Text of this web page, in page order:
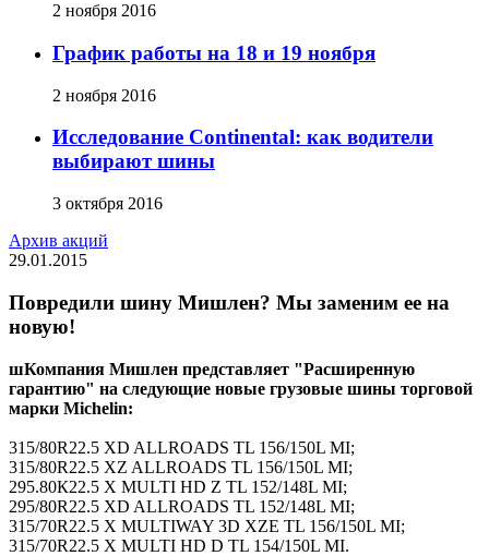
2 ноября 2016
График работы на 18 и 19 ноября
2 ноября 2016
Исследование Continental: как водители
выбирают шины
3 октября 2016
Архив акций
29.01.2015
Повредили шину Мишлен? Мы заменим ее на
новую!
шКомпания Мишлен представляет "Расширенную
гарантию" на следующие новые грузовые шины торговой
марки Michelin:
315/80R22.5 XD ALLROADS TL 156/150L MI;
315/80R22.5 XZ ALLROADS TL 156/150L MI;
295.80К22.5 X MULTI HD Z TL 152/148L MI;
295/80R22.5 XD ALLROADS TL 152/148L MI;
315/70R22.5 X MULTIWAY 3D XZE TL 156/150L MI;
315/70R22.5 X MULTI HD D TL 154/150L MI.